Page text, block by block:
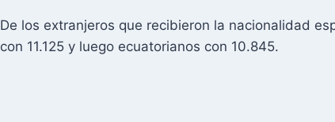
De los extranjeros que recibieron la nacionalidad
con 11.125 y luego ecuatorianos con 10.845.